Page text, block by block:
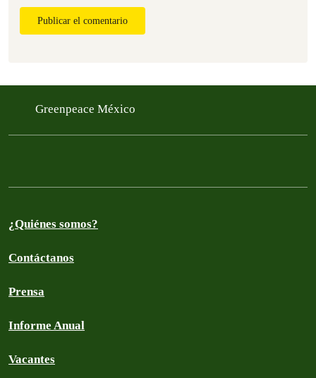
Publicar el comentario
Greenpeace México
¿Quiénes somos?
Contáctanos
Prensa
Informe Anual
Vacantes